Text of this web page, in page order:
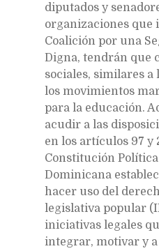
diputados y
organizaciones que
Coalición por una
Digna, tendrán que
sociales, similares a
los movimientos
para la educación.
acudir a las
en los artículos 97 y
Constitución
Dominicana
hacer uso del
legislativa popular
iniciativas legales
integrar, motivar y